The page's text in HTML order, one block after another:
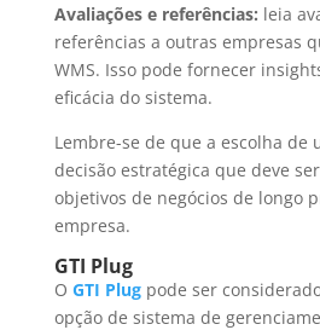
Avaliações e referências: leia
referências a outras empresas
WMS. Isso pode fornecer
eficácia do sistema.
Lembre-se de que a escolha de
decisão estratégica que deve
objetivos de negócios de longo
empresa.
GTI Plug
O GTI Plugpode ser
opção de sistema de